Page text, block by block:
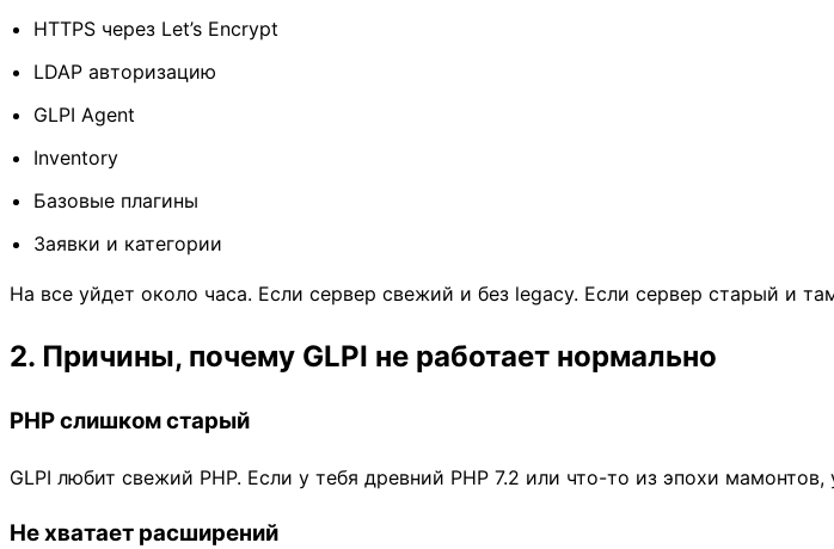
HTTPS через Let’s Encrypt
LDAP авторизацию
GLPI Agent
Inventory
Базовые плагины
Заявки и категории
На все уйдет около часа. Если сервер свежий и без legacy. Если сервер старый и
2. Причины, почему GLPI не работает нормально
PHP слишком старый
GLPI любит свежий PHP. Если у тебя древний PHP 7.2 или что-то из эпохи мамонтов,
Не хватает расширений